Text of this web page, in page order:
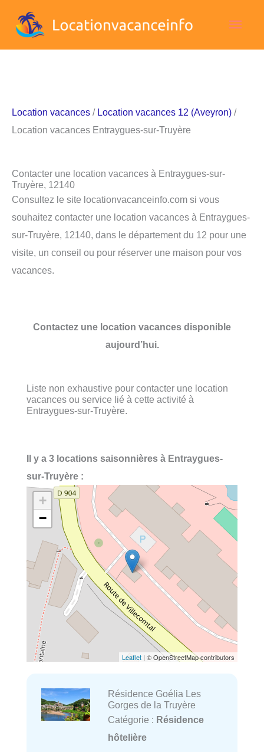
Location vacances / Location vacances 12 (Aveyron) /
Location vacances Entraygues-sur-Truyère
Contacter une location vacances à Entraygues-sur-
Truyère, 12140
Consultez le site locationvacanceinfo.com si vous
souhaitez contacter une location vacances à Entraygues-
sur-Truyère, 12140, dans le département du 12 pour une
visite, un conseil ou pour réserver une maison pour vos
vacances.
Contactez une location vacances disponible
aujourd’hui.
Liste non exhaustive pour contacter une location
vacances ou service lié à cette activité à
Entraygues-sur-Truyère.
Il y a 3 locations saisonnières à Entraygues-
sur-Truyère :
+
−
Leaflet | © OpenStreetMap contributors
Résidence Goélia Les
Gorges de la Truyère
Catégorie : Résidence
hôtelière